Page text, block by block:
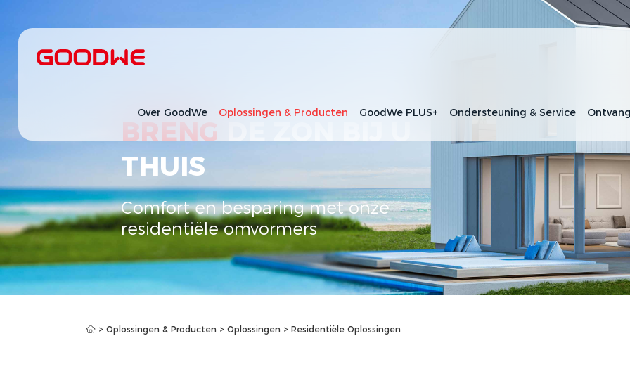
Over GoodWe Oplossingen & Producten GoodWe PLUS+ Ondersteuning & Service
BRENGDE ZON BIJ U
THUIS
Comfort en besparing met onze
residentiële omvormers
> Oplossingen & Producten > Oplossingen > Residentiële Oplossingen